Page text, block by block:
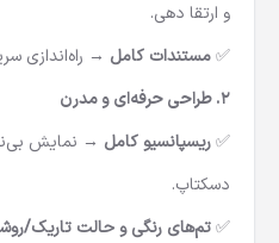
و ارتقا دهی.
✅مستندات کامل → راه‌اندازی
۲. طراحی حرفه‌ای و مدرن
✅ریسپانسیو کامل → نمایش
دسکتاپ.
✅تم‌های رنگی و حالت تاریک/